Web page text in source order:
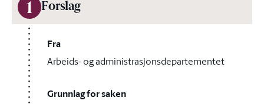
1 Forslag
Fra
Arbeids- og administrasjonsdepartementet
Grunnlag for saken